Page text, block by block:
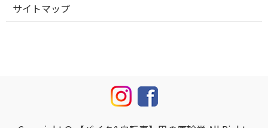
サイトマップ